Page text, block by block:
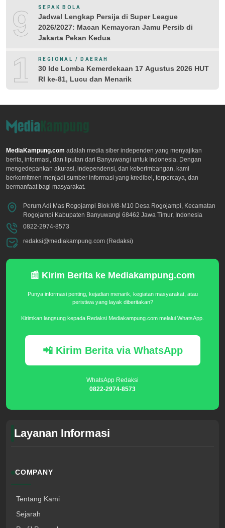
9 SEPAK BOLA
Jadwal Lengkap Persija di Super League
2026/2027: Macan Kemayoran Jamu Persib di
Jakarta Pekan Kedua
10REGIONAL / DAERAH
30 Ide Lomba Kemerdekaan 17 Agustus 2026 HUT
RI ke-81, Lucu dan Menarik
MediaKampung.com adalah media siber independen yang menyajikan
berita, informasi, dan liputan dari Banyuwangi untuk Indonesia. Dengan
mengedepankan akurasi, independensi, dan keberimbangan, kami
berkomitmen menjadi sumber informasi yang kredibel, terpercaya, dan
bermanfaat bagi masyarakat.
Perum Adi Mas Rogojampi Blok M8-M10 Desa Rogojampi, Kecamatan
Rogojampi Kabupaten Banyuwangi 68462 Jawa Timur, Indonesia
0822-2974-8573
redaksi@mediakampung.com (Redaksi)
📰 Kirim Berita ke Mediakampung.com
Punya informasi penting, kejadian menarik, kegiatan masyarakat, atau
peristiwa yang layak diberitakan?
Kirimkan langsung kepada Redaksi Mediakampung.com melalui WhatsApp.
📲 Kirim Berita via WhatsApp
WhatsApp Redaksi
0822-2974-8573
Layanan Informasi
COMPANY
Tentang Kami
Sejarah